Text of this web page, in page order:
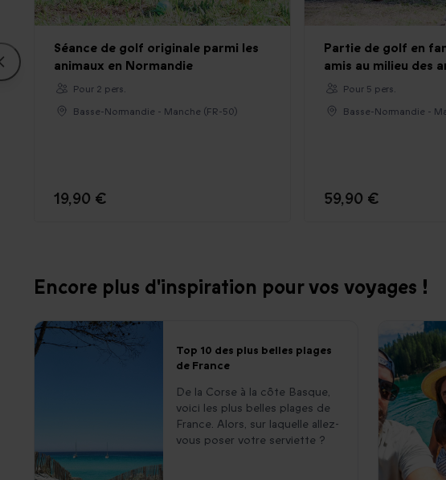
Séance de golf originale parmi les
animaux en Normandie
Pour 2 pers.
Basse-Normandie - Manche (FR-50)
19,90 €
Partie de golf en
amis au milieu des
Pour 5 pers.
Basse-Normandie -
59,90 €
Encore plus d'inspiration pour vos voyages !
Top 10 des plus belles plages
de France
De la Corse à la côte Basque,
voici les plus belles plages de
France. Alors, sur laquelle allez-
vous poser votre serviette ?